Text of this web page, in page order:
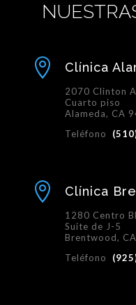
 Clínica
2070 Clinton
Cuarto piso
Alameda, CA
Teléfono
 Clínica
1280 Centro
Suite de J-5
Brentwood,
Teléfono